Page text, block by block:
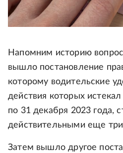
Напомним историю
вышло постановление
которому водительские
действия которых
по 31 декабря 2023 года,
действительными еще три
Затем вышло другое